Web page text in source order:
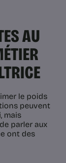
AU
le poids
peuvent
mais
parler aux
ont des